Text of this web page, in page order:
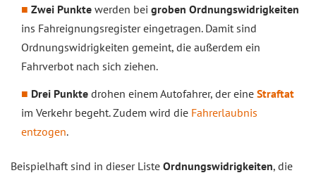
Zwei Punkte werden bei groben Ordnungswidrigkeiten
ins Fahreignungsregister eingetragen. Damit sind
Ordnungswidrigkeiten gemeint, die außerdem ein
Fahrverbot nach sich ziehen.
Drei Punkte drohen einem Autofahrer, der eine Straftat
im Verkehr begeht. Zudem wird die Fahrerlaubnis
entzogen.
Beispielhaft sind in dieser Liste Ordnungswidrigkeiten, die